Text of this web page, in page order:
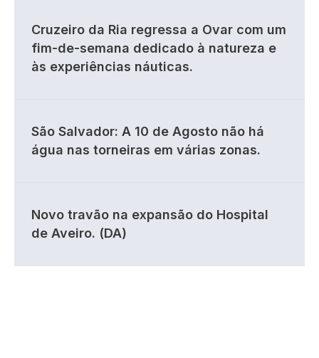
Cruzeiro da Ria regressa a Ovar com um
fim-de-semana dedicado à natureza e
às experiências náuticas.
São Salvador: A 10 de Agosto não há
água nas torneiras em várias zonas.
Novo travão na expansão do Hospital
de Aveiro. (DA)